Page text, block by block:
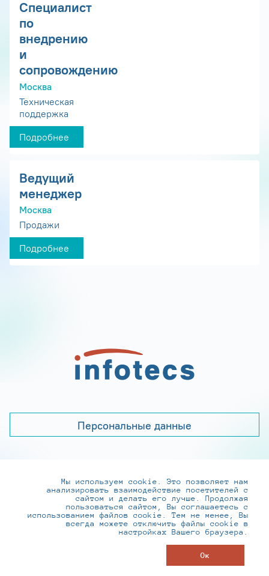
Специалист
по
внедрению
и
сопровождению
Москва
Техническая
поддержка
Подробнее
Ведущий
менеджер
Москва
Продажи
Подробнее
Персональные данные
+7 (495) 737-6192, 8-800-250-0-260
practice@infotecs.ru,hr@infotecs.ru
127273, г. Москва, Отрадная ул., 2Б строение 1
Мы используем cookie. Это позволяет нам
анализировать взаимодействие посетителей с
сайтом и делать его лучше. Продолжая
пользоваться сайтом, Вы соглашаетесь с
использованием файлов cookie. Тем не менее, Вы
всегда можете отключить файлы cookie в
настройках Вашего браузера.
Ок